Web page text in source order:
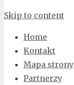
Skip to content
Home
Kontakt
Mapa strony
Partnerzy